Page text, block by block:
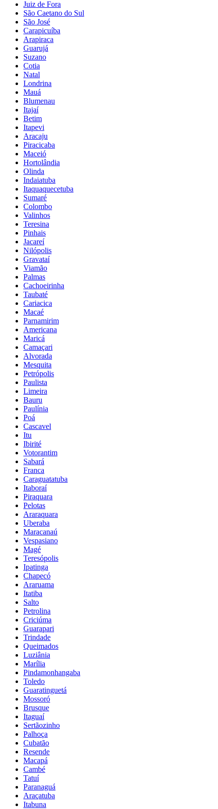
Juiz de Fora
São Caetano do Sul
São José
Carapicuíba
Arapiraca
Guarujá
Suzano
Cotia
Natal
Londrina
Mauá
Blumenau
Itajaí
Betim
Itapevi
Aracaju
Piracicaba
Maceió
Hortolândia
Olinda
Indaiatuba
Itaquaquecetuba
Sumaré
Colombo
Valinhos
Teresina
Pinhais
Jacareí
Nilópolis
Gravataí
Viamão
Palmas
Cachoeirinha
Taubaté
Cariacica
Macaé
Parnamirim
Americana
Maricá
Camaçari
Alvorada
Mesquita
Petrópolis
Paulista
Limeira
Bauru
Paulínia
Poá
Cascavel
Itu
Ibirité
Votorantim
Sabará
Franca
Caraguatatuba
Itaboraí
Piraquara
Pelotas
Araraquara
Uberaba
Maracanaú
Vespasiano
Magé
Teresópolis
Ipatinga
Chapecó
Araruama
Itatiba
Salto
Petrolina
Criciúma
Guarapari
Trindade
Queimados
Luziânia
Marília
Pindamonhangaba
Toledo
Guaratinguetá
Mossoró
Brusque
Itaguaí
Sertãozinho
Palhoça
Cubatão
Resende
Macapá
Cambé
Tatuí
Paranaguá
Araçatuba
Itabuna